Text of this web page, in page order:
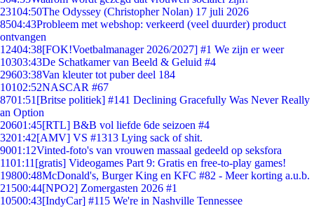
23104:50The Odyssey (Christopher Nolan) 17 juli 2026
8504:43Probleem met webshop: verkeerd (veel duurder) product
ontvangen
12404:38[FOK!Voetbalmanager 2026/2027] #1 We zijn er weer
10303:43De Schatkamer van Beeld & Geluid #4
29603:38Van kleuter tot puber deel 184
10102:52NASCAR #67
8701:51 [Britse politiek] #141 Declining Gracefully Was Never Really
an Option
20601:45[RTL] B&B vol liefde 6de seizoen #4
3201:42[AMV] VS #1313 Lying sack of shit.
9001:12Vinted-foto's van vrouwen massaal gedeeld op seksfora
1101:11 [gratis] Videogames Part 9: Gratis en free-to-play games!
19800:48McDonald's, Burger King en KFC #82 - Meer korting a.u.b.
21500:44[NPO2] Zomergasten 2026 #1
10500:43[IndyCar] #115 We're in Nashville Tennessee